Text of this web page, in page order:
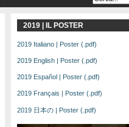
2019 | IL POSTER
2019 Italiano | Poster (.pdf)
2019 English | Poster (.pdf)
2019 Español | Poster (.pdf)
2019 Français | Poster (.pdf)
2019 日本の | Poster (.pdf)